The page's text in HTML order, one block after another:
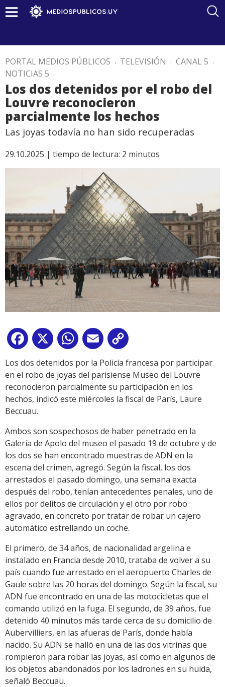
PORTAL MEDIOS PÚBLICOS . TELEVISIÓN . CANAL 5 .
NOTICIAS 5 .
Los dos detenidos por el robo del
Louvre reconocieron
parcialmente los hechos
Las joyas todavía no han sido recuperadas
29.10.2025 | tiempo de lectura: 2 minutos
Facebook
X WhatsApp
Email
Link
Los dos detenidos por la Policía francesa por participar
en el robo de joyas del parisiense Museo del Louvre
reconocieron parcialmente su participación en los
hechos, indicó este miércoles la fiscal de París, Laure
Beccuau.
Ambos son sospechosos de haber penetrado en la
Galería de Apolo del museo el pasado 19 de octubre y de
los dos se han encontrado muestras de ADN en la
escena del crimen, agregó. Según la fiscal, los dos
arrestados el pasado domingo, una semana exacta
después del robo, tenían antecedentes penales, uno de
ellos por delitos de circulación y el otro por robo
agravado, en concreto por tratar de robar un cajero
automático estrellando un coche.
El primero, de 34 años, de nacionalidad argelina e
instalado en Francia desde 2010, trataba de volver a su
país cuando fue arrestado en el aeropuerto Charles de
Gaule sobre las 20 horas del domingo. Según la fiscal, su
ADN fue encontrado en una de las motocicletas que el
comando utilizó en la fuga. El segundo, de 39 años, fue
detenido 40 minutos más tarde cerca de su domicilio de
Aubervilliers, en las afueras de París, donde había
nacido. Su ADN se halló en una de las dos vitrinas que
rompieron para robar las joyas, así como en algunos de
los objetos abandonados por los ladrones en su huida,
señaló Beccuau.